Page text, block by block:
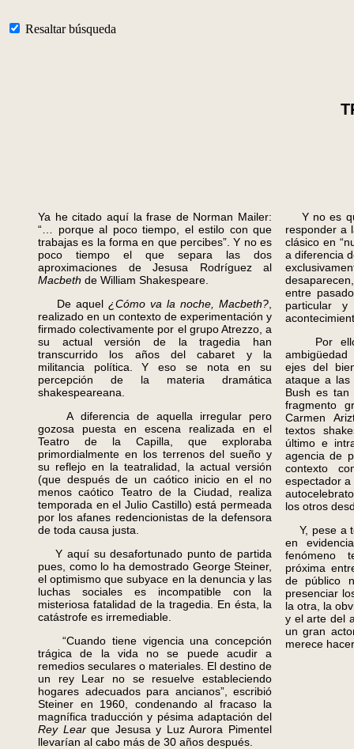
Resaltar búsqueda
Ya he citado aquí la frase de Norman Mailer:
“… porque al poco tiempo, el estilo con que
trabajas es la forma en que percibes”. Y no es
poco tiempo el que separa las dos
aproximaciones de Jesusa Rodríguez al
Macbeth de William Shakespeare.
De aquel ¿Cómo va la noche, Macbeth?
realizado en un contexto de experimentación y
firmado colectivamente por el grupo Atrezzo, a
su actual versión de la tragedia han
transcurrido los años del cabaret y la
militancia política. Y eso se nota en su
percepción de la materia dramática
shakespeareana.
A diferencia de aquella irregular pero
gozosa puesta en escena realizada en el
Teatro de la Capilla, que exploraba
primordialmente en los terrenos del sueño y
su reflejo en la teatralidad, la actual versión
(que después de un caótico inicio en el no
menos caótico Teatro de la Ciudad, realiza
temporada en el Julio Castillo) está permeada
por los afanes redencionistas de la defensora
de toda causa justa.
Y aquí su desafortunado punto de partida
pues, como lo ha demostrado George Steiner,
el optimismo que subyace en la denuncia y las
luchas sociales es incompatible con la
misteriosa fatalidad de la tragedia. En ésta, la
catástrofe es irremediable.
“Cuando tiene vigencia una concepción
trágica de la vida no se puede acudir a
remedios seculares o materiales. El destino de
un rey Lear no se resuelve estableciendo
hogares adecuados para ancianos”, escribió
Steiner en 1960, condenando al fracaso la
magnífica traducción y pésima adaptación del
Rey Learque Jesusa y Luz Aurora Pimentel
llevarían al cabo más de 30 años después.
Y no es
responder a
clásico en
a diferencia
entre
particular
Por ello,
ejes del
ataque a las
Bush es tan
fragmento
Carmen
textos
último e
agencia de
contexto
espectador
los otros
Y, pese a
en
fenómeno
próxima
de público
presenciar
la otra, la
y el arte del
un gran
merece